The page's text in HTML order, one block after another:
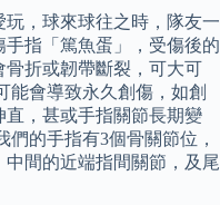
，球來球往之時，隊友一
指「篤魚蛋」，受傷後的
折或韌帶斷裂，可大可
能會導致永久創傷，如創
，甚或手指關節長期變
的手指有3個骨關節位，
間的近端指間關節，及尾